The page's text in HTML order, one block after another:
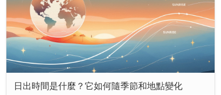
日出時間是什麼？它如何隨季節和地點變化